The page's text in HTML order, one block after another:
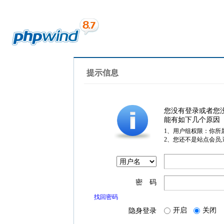
提示信息
您没有登录或者您
能有如下几个原因
1、用户组权限：你所
2、您还不是站点会员
密 码
找回密码
隐身登录 开启 关闭